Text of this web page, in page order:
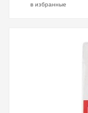
в избранные